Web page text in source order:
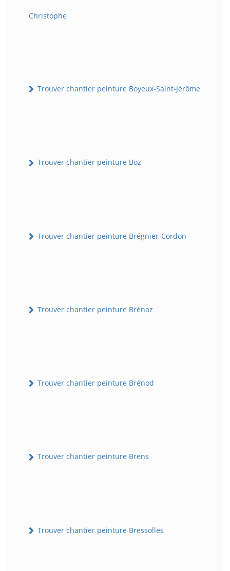
Christophe
Trouver chantier peinture Boyeux-Saint-Jérôme
Trouver chantier peinture Boz
Trouver chantier peinture Brégnier-Cordon
Trouver chantier peinture Brénaz
Trouver chantier peinture Brénod
Trouver chantier peinture Brens
Trouver chantier peinture Bressolles